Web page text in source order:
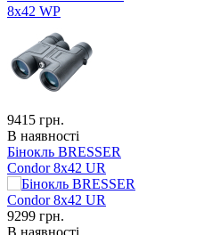
8x42 WP
9415 грн.
В наявності
Бінокль BRESSER
Condor 8x42 UR
9299 грн.
В наявності